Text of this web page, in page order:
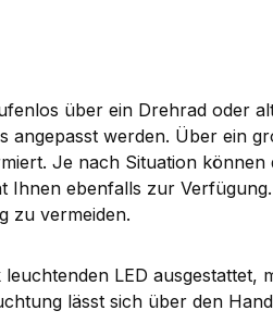
über ein Drehrad oder
werden. Über ein
Je nach Situation
Ihnen ebenfalls zur
zu vermeiden.
LED
lässt sich über den